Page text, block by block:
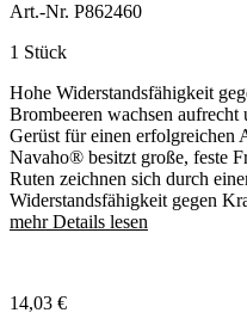
Art.-Nr. P862460
1 Stück
Hohe Widerstandsfähigkeit
Brombeeren wachsen aufrecht
Gerüst für einen erfolgreichen
Navaho® besitzt große, feste
Ruten zeichnen sich durch
Widerstandsfähigkeit gegen
mehr Details lesen
14,03 €